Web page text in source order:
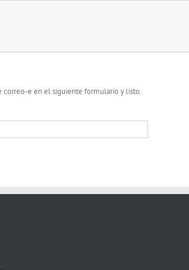
e en el siguiente formulario y listo.